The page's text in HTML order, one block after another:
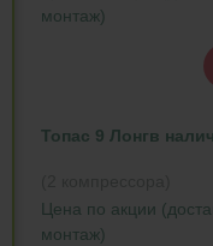
монтаж)
Топас 9 Лонгв
Цена по акции
монтаж)